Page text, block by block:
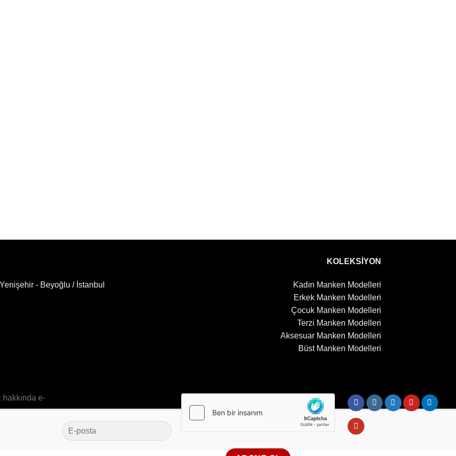
- Beyoğlu / İstanbul
KOLEKSİYON
Kadın Manken Modelleri
Erkek Manken Modelleri
Çocuk Manken Modelleri
Terzi Manken Modelleri
Aksesuar Manken Modelleri
Büst Manken Modelleri
e-